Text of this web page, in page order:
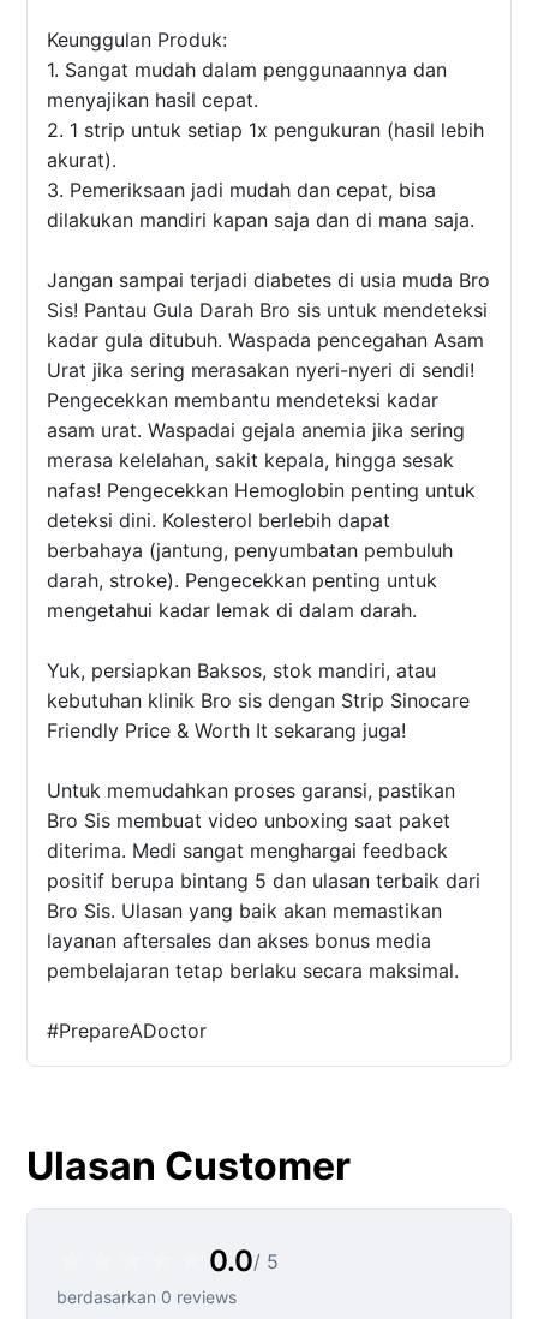
Keunggulan Produk:
1. Sangat mudah dalam penggunaannya dan
menyajikan hasil cepat.
2. 1 strip untuk setiap 1x pengukuran (hasil lebih
akurat).
3. Pemeriksaan jadi mudah dan cepat, bisa
dilakukan mandiri kapan saja dan di mana saja.
Jangan sampai terjadi diabetes di usia muda Bro
Sis! Pantau Gula Darah Bro sis untuk mendeteksi
kadar gula ditubuh. Waspada pencegahan Asam
Urat jika sering merasakan nyeri-nyeri di sendi!
Pengecekkan membantu mendeteksi kadar
asam urat. Waspadai gejala anemia jika sering
merasa kelelahan, sakit kepala, hingga sesak
nafas! Pengecekkan Hemoglobin penting untuk
deteksi dini. Kolesterol berlebih dapat
berbahaya (jantung, penyumbatan pembuluh
darah, stroke). Pengecekkan penting untuk
mengetahui kadar lemak di dalam darah.
Yuk, persiapkan Baksos, stok mandiri, atau
kebutuhan klinik Bro sis dengan Strip Sinocare
Friendly Price & Worth It sekarang juga!
Untuk memudahkan proses garansi, pastikan
Bro Sis membuat video unboxing saat paket
diterima. Medi sangat menghargai feedback
positif berupa bintang 5 dan ulasan terbaik dari
Bro Sis. Ulasan yang baik akan memastikan
layanan aftersales dan akses bonus media
pembelajaran tetap berlaku secara maksimal.
#PrepareADoctor
Ulasan Customer
0.0/ 5
berdasarkan 0 reviews